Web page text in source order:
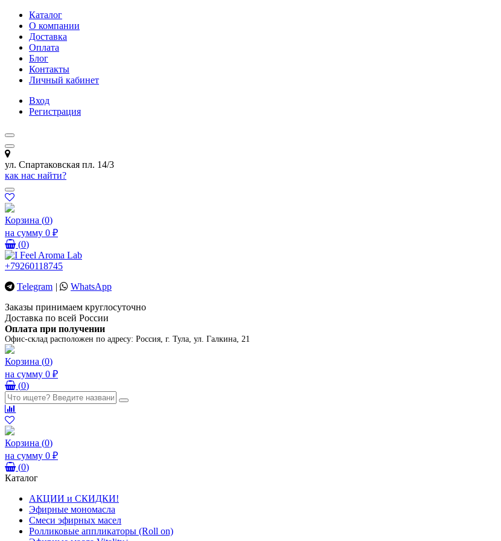
Каталог
О компании
Доставка
Оплата
Блог
Контакты
Личный кабинет
Вход
Регистрация
ул. Спартаковская пл. 14/3
как нас найти?
Корзина (0)
на сумму 0 ₽
(0)
+79260118745
Telegram |
WhatsApp
Заказы принимаем круглосуточно
Доставка по всей России
Оплата при получении
Офис-склад расположен по адресу: Россия, г. Тула, ул. Галкина, 21
Корзина (0)
на сумму 0 ₽
(0)
Корзина (0)
на сумму 0 ₽
(0)
Каталог
АКЦИИ и СКИДКИ!
Эфирные мономасла
Смеси эфирных масел
Ролликовые аппликаторы (Roll on)